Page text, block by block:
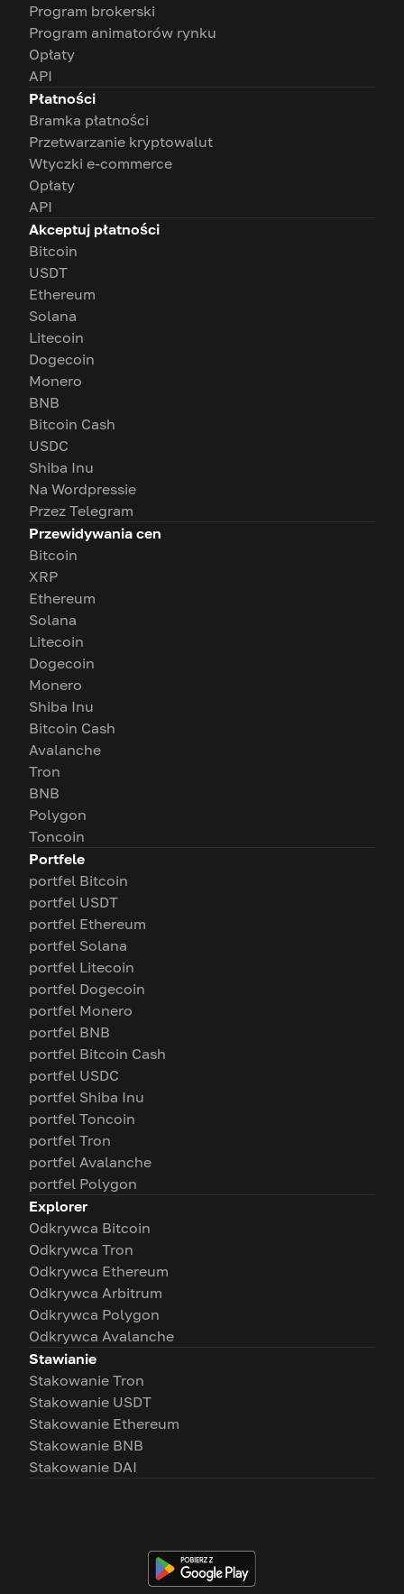
Program brokerski
Program animatorów rynku
Opłaty
API
Płatności
Bramka płatności
Przetwarzanie kryptowalut
Wtyczki e-commerce
Opłaty
API
Akceptuj płatności
Bitcoin
USDT
Ethereum
Solana
Litecoin
Dogecoin
Monero
BNB
Bitcoin Cash
USDC
Shiba Inu
Na Wordpressie
Przez Telegram
Przewidywania cen
Bitcoin
XRP
Ethereum
Solana
Litecoin
Dogecoin
Monero
Shiba Inu
Bitcoin Cash
Avalanche
Tron
BNB
Polygon
Toncoin
Portfele
portfel Bitcoin
portfel USDT
portfel Ethereum
portfel Solana
portfel Litecoin
portfel Dogecoin
portfel Monero
portfel BNB
portfel Bitcoin Cash
portfel USDC
portfel Shiba Inu
portfel Toncoin
portfel Tron
portfel Avalanche
portfel Polygon
Explorer
Odkrywca Bitcoin
Odkrywca Tron
Odkrywca Ethereum
Odkrywca Arbitrum
Odkrywca Polygon
Odkrywca Avalanche
Stawianie
Stakowanie Tron
Stakowanie USDT
Stakowanie Ethereum
Stakowanie BNB
Stakowanie DAI